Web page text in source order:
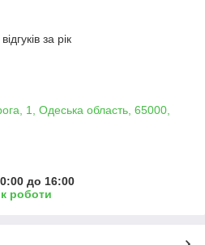
за рік
1, Одеська область, 65000,
до 16:00
роботи